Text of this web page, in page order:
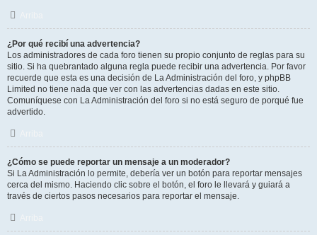
¿Por qué recibí una advertencia?
Los administradores de cada foro tienen su propio conjunto de reglas para su
sitio. Si ha quebrantado alguna regla puede recibir una advertencia. Por favor
recuerde que esta es una decisión de La Administración del foro, y phpBB
Limited no tiene nada que ver con las advertencias dadas en este sitio.
Comuníquese con La Administración del foro si no está seguro de porqué fue
advertido.
¿Cómo se puede reportar un mensaje a un moderador?
Si La Administración lo permite, debería ver un botón para reportar mensajes
cerca del mismo. Haciendo clic sobre el botón, el foro le llevará y guiará a
través de ciertos pasos necesarios para reportar el mensaje.